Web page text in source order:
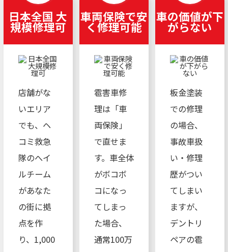
日本全国 大
規模修理可
店舗がな
いエリア
でも、ヘ
コミ救急
隊のへイ
ルチーム
があなた
の街に拠
点を作
り、1,000
車両保険で安
く修理可能
雹害車修
理は「車
両保険」
で直せま
す。車全体
がボコボ
コになっ
てしまっ
た場合、
通常100万
車の価値が下
がらない
板金塗装
での修理
の場合、
事故車扱
い・修理
歴がつい
てしまい
ますが、
デントリ
ペアの雹